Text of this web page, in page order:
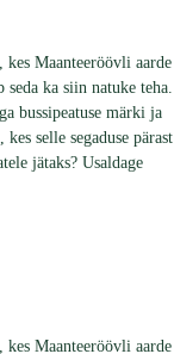
Maanteeröövli aarde
ka siin natuke teha.
bussipeatuse märki ja
selle segaduse pärast
jätaks? Usaldage
Maanteeröövli aarde